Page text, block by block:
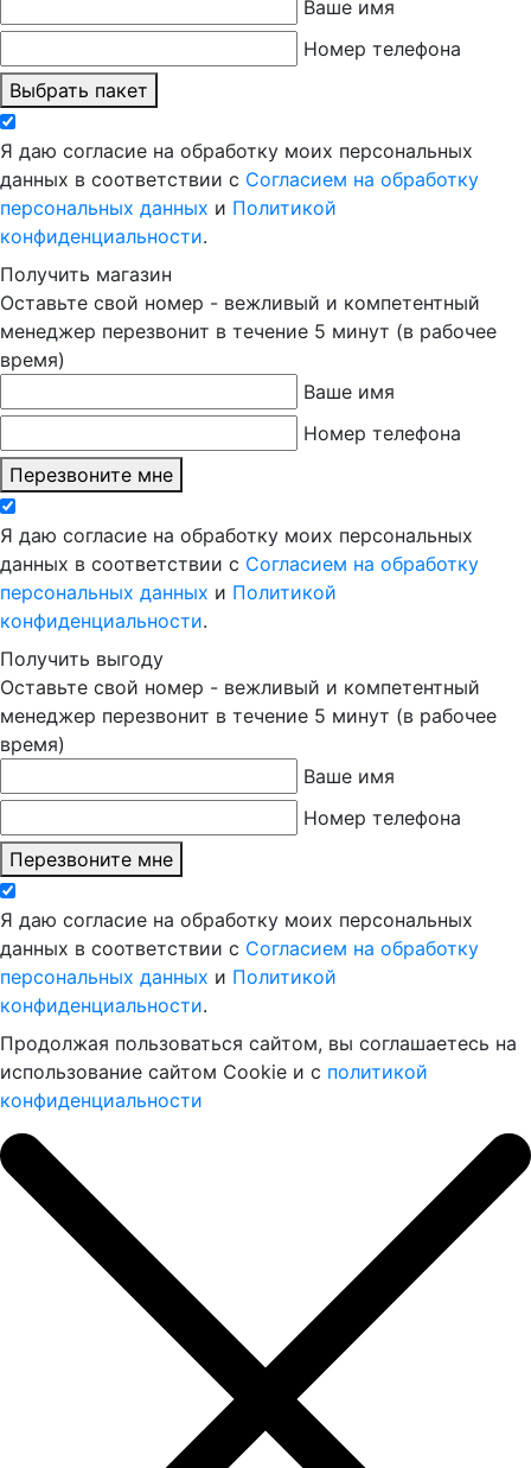
Ваше имя
Номер телефона
Выбрать пакет
Я даю согласие на обработку моих персональных
данных в соответствии с Согласием на обработку
персональных данных и Политикой
конфиденциальности.
Получить магазин
Оставьте свой номер - вежливый и компетентный
менеджер перезвонит в течение 5 минут (в рабочее
время)
Ваше имя
Номер телефона
Перезвоните мне
Я даю согласие на обработку моих персональных
данных в соответствии с Согласием на обработку
персональных данных и Политикой
конфиденциальности.
Получить выгоду
Оставьте свой номер - вежливый и компетентный
менеджер перезвонит в течение 5 минут (в рабочее
время)
Ваше имя
Номер телефона
Перезвоните мне
Я даю согласие на обработку моих персональных
данных в соответствии с Согласием на обработку
персональных данных и Политикой
конфиденциальности.
Продолжая пользоваться сайтом, вы соглашаетесь на
использование сайтом Cookie и с политикой
конфиденциальности